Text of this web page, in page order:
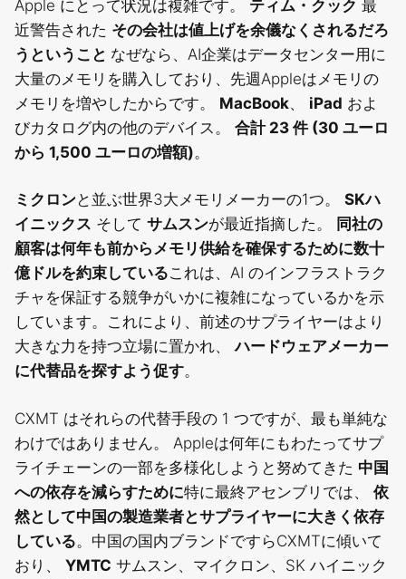
Apple にとって状況は複雑です。 ティム・クック 最
近警告された その会社は値上げを余儀なくされるだろ
うということ なぜなら、AI企業はデータセンター用に
大量のメモリを購入しており、先週Appleはメモリの
メモリを増やしたからです。 MacBook、 iPad およ
びカタログ内の他のデバイス。 合計 23 件 (30 ユーロ
から 1,500 ユーロの増額)。
ミクロンと並ぶ世界3大メモリメーカーの1つ。 SKハ
イニックス そして サムスンが最近指摘した。
同社の
顧客は何年も前からメモリ供給を確保するために数十
億ドルを約束しているこれは、AI のインフラストラク
チャを保証する競争がいかに複雑になっているかを示
しています。これにより、前述のサプライヤーはより
大きな力を持つ立場に置かれ、ハードウェアメーカー
に代替品を探すよう促す。
CXMT はそれらの代替手段の 1 つですが、最も単純な
わけではありません。 Appleは何年にもわたってサプ
ライチェーンの一部を多様化しようと努めてきた 中国
への依存を減らすために特に最終アセンブリでは、 依
然として中国の製造業者とサプライヤーに大きく依存
している。中国の国内ブランドですらCXMTに傾いて
おり、 YMTC サムスン、マイクロン、SK ハイニック